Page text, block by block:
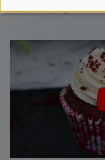
Red Velvet Cupcakes.